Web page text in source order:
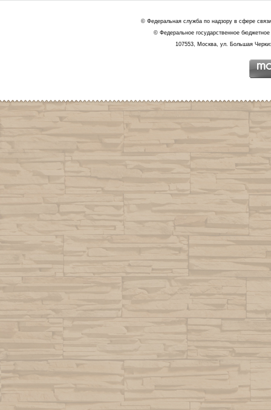
© Федеральная служба по надзору в сфере
© Федеральное государственное
107553, Москва, ул. Большая